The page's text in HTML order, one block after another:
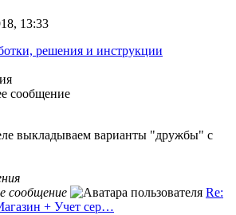
13:33
решения и инструкции
сообщение
выкладываем варианты "дружбы" с
сообщение
Re:
+ Учет сер…